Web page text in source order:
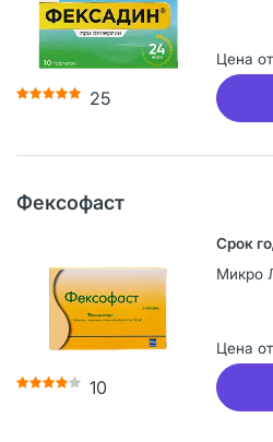
25
Цена от
Фексофаст
10
Микро
Цена от